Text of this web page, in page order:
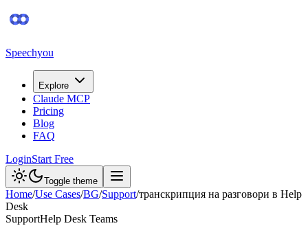
Speechyou
Explore
Claude MCP
Pricing
Blog
FAQ
LoginStart Free
Toggle theme
Home/Use Cases/BG/Support/транскрипция на разговори в Help
Desk
SupportHelp Desk Teams